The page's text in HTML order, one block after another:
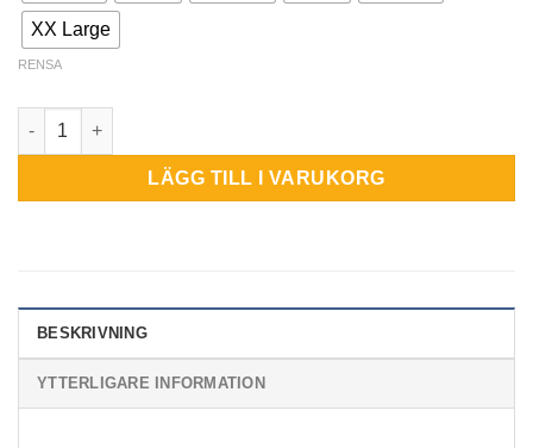
XX Large
RENSA
Rehband Core Line Athleticbyxa mängd
LÄGG TILL I VARUKORG
BESKRIVNING
YTTERLIGARE INFORMATION